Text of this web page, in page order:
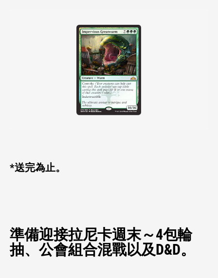
*送完為止。
準備迎接拉尼卡週末～4包輪
抽、公會組合混戰以及D&D。